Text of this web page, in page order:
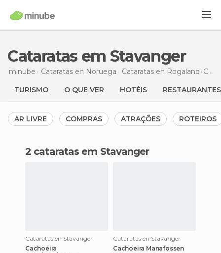
Cataratas em Stavanger
minube Cataratas en Noruega Cataratas en Rogaland Cataratas
TURISMO O QUE VER HOTÉIS RESTAURANTES
AR LIVRE COMPRAS ATRAÇÕES ROTEIROS
2 cataratas em Stavanger
Cataratas en Stavanger
Cachoeira
Cataratas en Stavanger
Cachoeira Manafossen